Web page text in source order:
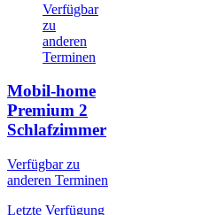
Verfügbar
zu
anderen
Terminen
Mobil-home
Premium 2
Schlafzimmer
Verfügbar zu
anderen Terminen
Letzte Verfügung